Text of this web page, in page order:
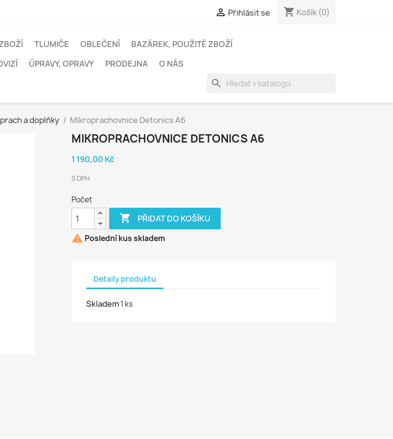
 Přihlásit se shopping_cart Košík (0)
TLUMIČE OBLEČENÍ
BAZÁREK, POUŽITÉ ZBOŽÍ
ÚPRAVY, OPRAVY PRODEJNA O NÁS
search
a doplňky Mikroprachovnice Detonics A6
MIKROPRACHOVNICE DETONICS A6
1 190,00 Kč
S DPH
Počet
 PŘIDAT DO KOŠÍKU
 Poslední kus skladem
Detaily produktu
Skladem1 ks